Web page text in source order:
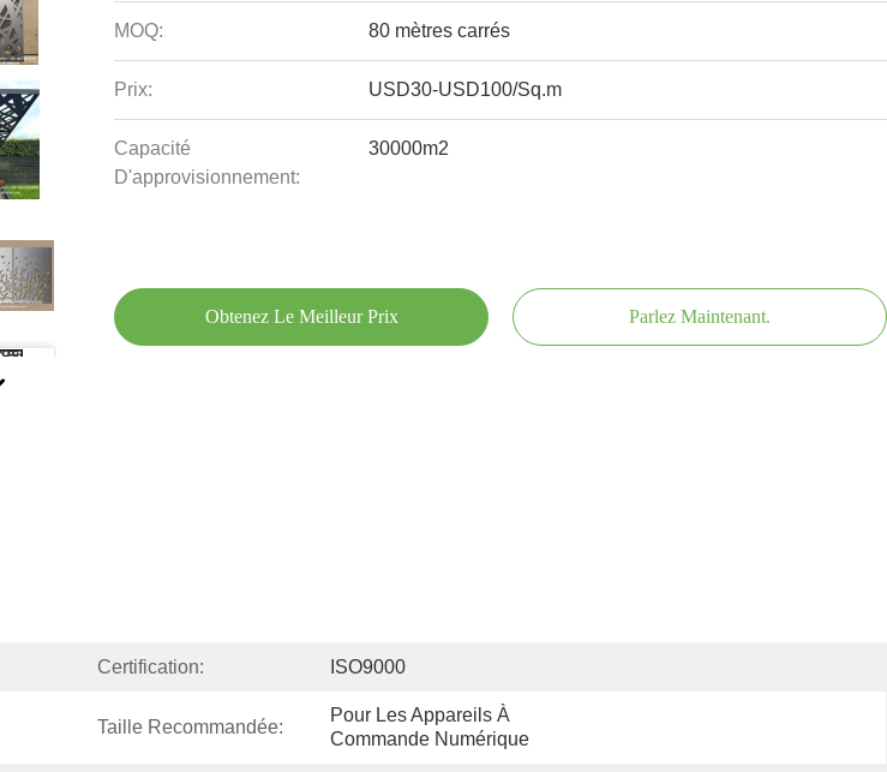
MOQ: 80 mètres carrés
Prix: USD30-USD100/Sq.m
Capacité
D'approvisionnement:
30000m2
Obtenez Le Meilleur Prix Parlez Maintenant.
Certification: ISO9000
Taille Recommandée:
Pour Les Appareils À
Commande Numérique